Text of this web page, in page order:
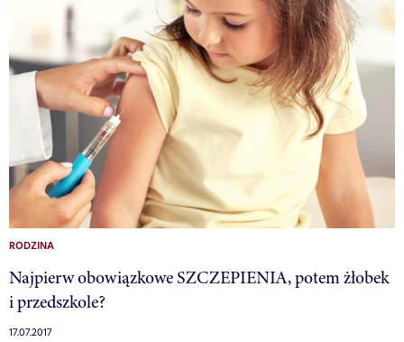
RODZINA
Najpierw obowiązkowe SZCZEPIENIA, potem żłobek
i przedszkole?
17.07.2017